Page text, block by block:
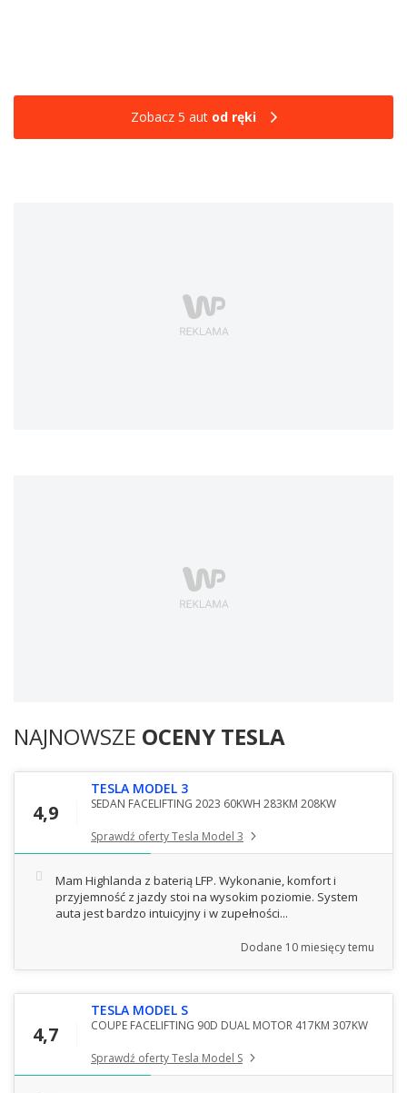
Zobacz 5 aut od ręki
NAJNOWSZE OCENY TESLA
4,9
TESLA MODEL 3
SEDAN FACELIFTING 2023 60KWH 283KM 208KW
Sprawdź oferty Tesla Model 3
Mam Highlanda z baterią LFP. Wykonanie, komfort i
przyjemność z jazdy stoi na wysokim poziomie. System
auta jest bardzo intuicyjny i w zupełności...
Dodane 10 miesięcy temu
4,7
TESLA MODEL S
COUPE FACELIFTING 90D DUAL MOTOR 417KM 307KW
Sprawdź oferty Tesla Model S